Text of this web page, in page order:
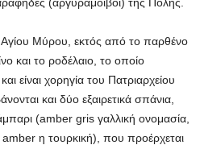
Μύρου, εκτός από το παρθένο
και το ροδέλαιο, το οποίο
είναι χορηγία του Πατριαρχείου
και δύο εξαιρετικά σπάνια,
(amber gris γαλλική ονομασία,
η τουρκική), που προέρχεται